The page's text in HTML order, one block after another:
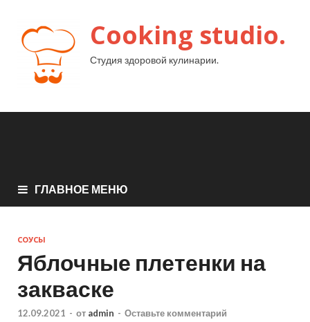
Cooking studio.
Студия здоровой кулинарии.
ГЛАВНОЕ МЕНЮ
СОУСЫ
Яблочные плетенки на
закваске
12.09.2021 - от admin - Оставьте комментарий